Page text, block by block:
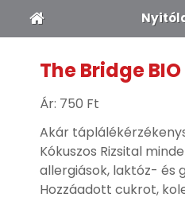
The Bridge
Ár: 750 Ft
Akár
Kókuszos Rizsital
allergiások, laktóz- és
Hozzáadott cukrot,